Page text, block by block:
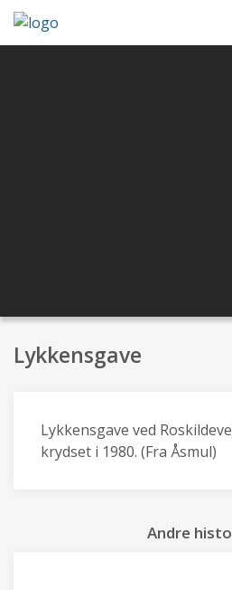
Lykkensgave
Lykkensgave ved
krydset i 1980. (Fra Åsmul)
Andre